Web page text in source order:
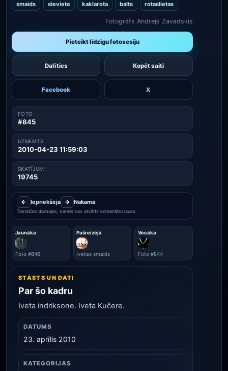
smaids sieviete kaklarota balts rotaslietas
Fotogrāfs Andrejs Zavadskis
Pieteikt līdzīgu fotosesiju
Dalīties Kopēt saiti
Facebook X
FOTO
#845
UZŅEMTS
2010-04-23 11:59:03
SKATĪJUMI
19745
← Iepriekšējā → Nākamā
Tastatūra darbojas, kamēr nav atvērts komentāru lauks.
Jaunāka
Foto #846
Pašreizējā
Ivetas smaids
Vecāka
Foto #844
STĀSTS UN DATI
Par šo kadru
Iveta indriksone. Iveta Kučere.
DATUMS
23. aprīlis 2010
KATEGORIJAS